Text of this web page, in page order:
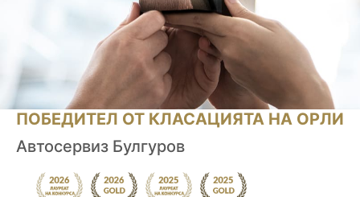
ПОБЕДИТЕЛ ОТ КЛАСАЦИЯТА НА ОРЛИ
Автосервиз Булгуров